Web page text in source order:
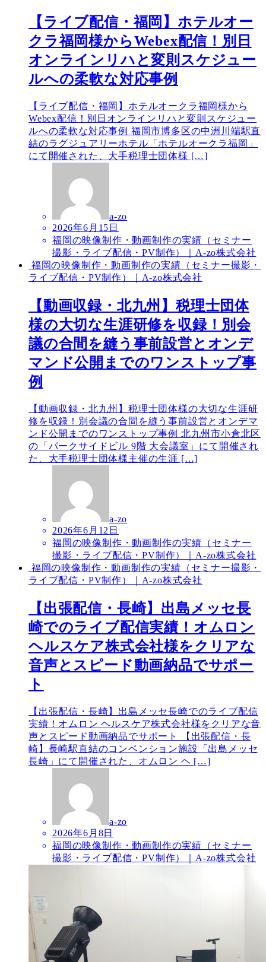
【ライブ配信・福岡】ホテルオー
クラ福岡様からWebex配信！別日
オンラインリハと変則スケジュー
ルへの柔軟な対応事例
【ライブ配信・福岡】ホテルオークラ福岡様から
Webex配信！別日オンラインリハと変則スケジュー
ルへの柔軟な対応事例 福岡市博多区の中洲川端駅直
結のラグジュアリーホテル「ホテルオークラ福岡」
にて開催された、大手税理士団体様 […]
a-zo
2026年6月15日
福岡の映像制作・動画制作の実績（セミナー
撮影・ライブ配信・PV制作）｜A-zo株式会社
福岡の映像制作・動画制作の実績（セミナー撮影・
ライブ配信・PV制作）｜A-zo株式会社
【動画収録・北九州】税理士団体
様の大切な生涯研修を収録！別会
議の合間を縫う事前設営とオンデ
マンド公開までのワンストップ事
例
【動画収録・北九州】税理士団体様の大切な生涯研
修を収録！別会議の合間を縫う事前設営とオンデマ
ンド公開までのワンストップ事例 北九州市小倉北区
の「パークサイドビル 9階 大会議室」にて開催され
た、大手税理士団体様主催の生涯 […]
a-zo
2026年6月12日
福岡の映像制作・動画制作の実績（セミナー
撮影・ライブ配信・PV制作）｜A-zo株式会社
福岡の映像制作・動画制作の実績（セミナー撮影・
ライブ配信・PV制作）｜A-zo株式会社
【出張配信・長崎】出島メッセ長
崎でのライブ配信実績！オムロン
ヘルスケア株式会社様をクリアな
音声とスピード動画納品でサポー
ト
【出張配信・長崎】出島メッセ長崎でのライブ配信
実績！オムロン ヘルスケア株式会社様をクリアな音
声とスピード動画納品でサポート 【出張配信・長
崎】長崎駅直結のコンベンション施設「出島メッセ
長崎」にて開催された、オムロン ヘ […]
a-zo
2026年6月8日
福岡の映像制作・動画制作の実績（セミナー
撮影・ライブ配信・PV制作）｜A-zo株式会社